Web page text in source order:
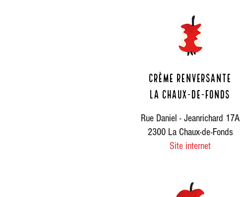
CRèME RENVERSANTE
La Chaux-de-Fonds
Rue Daniel - Jeanrichard 17A
2300 La Chaux-de-Fonds
Site internet